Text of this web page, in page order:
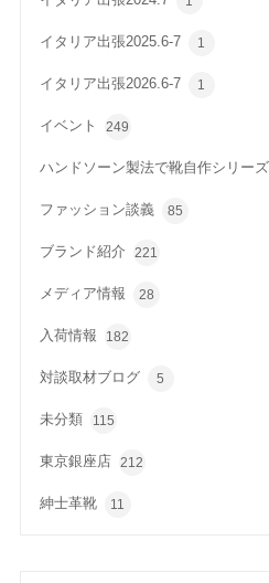
イタリア出張2025.6-7 1
イタリア出張2026.6-7 1
イベント 249
ハンドソーン製法で靴自作シリーズ
ファッション談義 85
ブランド紹介 221
メディア情報 28
入荷情報 182
対談取材ブログ 5
未分類 115
東京銀座店 212
紳士革靴 11